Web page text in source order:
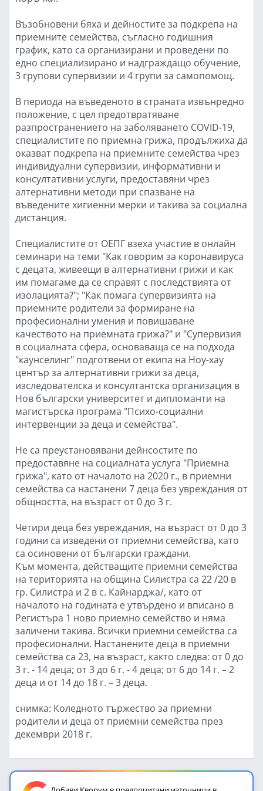
Възобновени бяха и дейностите за подкрепа на
приемните семейства, съгласно годишния
график, като са организирани и проведени по
едно специализирано и надграждащо обучение,
3 групови супервизии и 4 групи за самопомощ.
В периода на въведеното в страната извънредно
положение, с цел предотвратяване
разпространението на заболяването COVID-19,
специалистите по приемна грижа, продължиха да
оказват подкрепа на приемните семейства чрез
индивидуални супервизии, информативни и
консултативни услуги, предоставяни чрез
алтернативни методи при спазване на
въведените хигиенни мерки и такива за социална
дистанция.
Специалистите от ОЕПГ взеха участие в онлайн
семинари на теми "Как говорим за коронавируса
с децата, живеещи в алтернативни грижи и как
им помагаме да се справят с последствията от
изолацията?"; "Как помага супервизията на
приемните родители за формиране на
професионални умения и повишаване
качеството на приемната грижа?" и "Супервизия
в социалната сфера, основаваща се на подхода
"каунселинг" подготвени от екипа на Ноу-хау
център за алтернативни грижи за деца,
изследователска и консултантска организация в
Нов български университет и дипломанти на
магистърска програма "Психо-социални
интервенции за деца и семейства".
Не са преустановявани дейнсостите по
предоставяне на социалната услуга "Приемна
грижа", като от началото на 2020 г., в приемни
семейства са настанени 7 деца без увреждания от
общността, на възраст от 0 до 3 г.
Четири деца без увреждания, на възраст от 0 до 3
години са изведени от приемни семейства, като
са осиновени от български граждани.
Към момента, действащите приемни семейства
на територията на община Силистра са 22 /20 в
гр. Силистра и 2 в с. Кайнарджа/, като от
началото на годината е утвърдено и вписано в
Регистъра 1 ново приемно семейство и няма
заличени такива. Всички приемни семейства са
професионални. Настанените деца в приемни
семейства са 23, на възраст, както следва: от 0 до
3 г. - 14 деца; от 3 до 6 г. - 4 деца; от 6 до 14 г. – 2
деца и от 14 до 18 г. – 3 деца.
снимка: Коледното тържество за приемни
родители и деца от приемни семейства през
декември 2018 г.